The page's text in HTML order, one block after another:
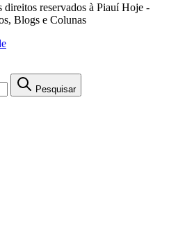
reservados à Piauí Hoje -
Blogs e Colunas
Pesquisar